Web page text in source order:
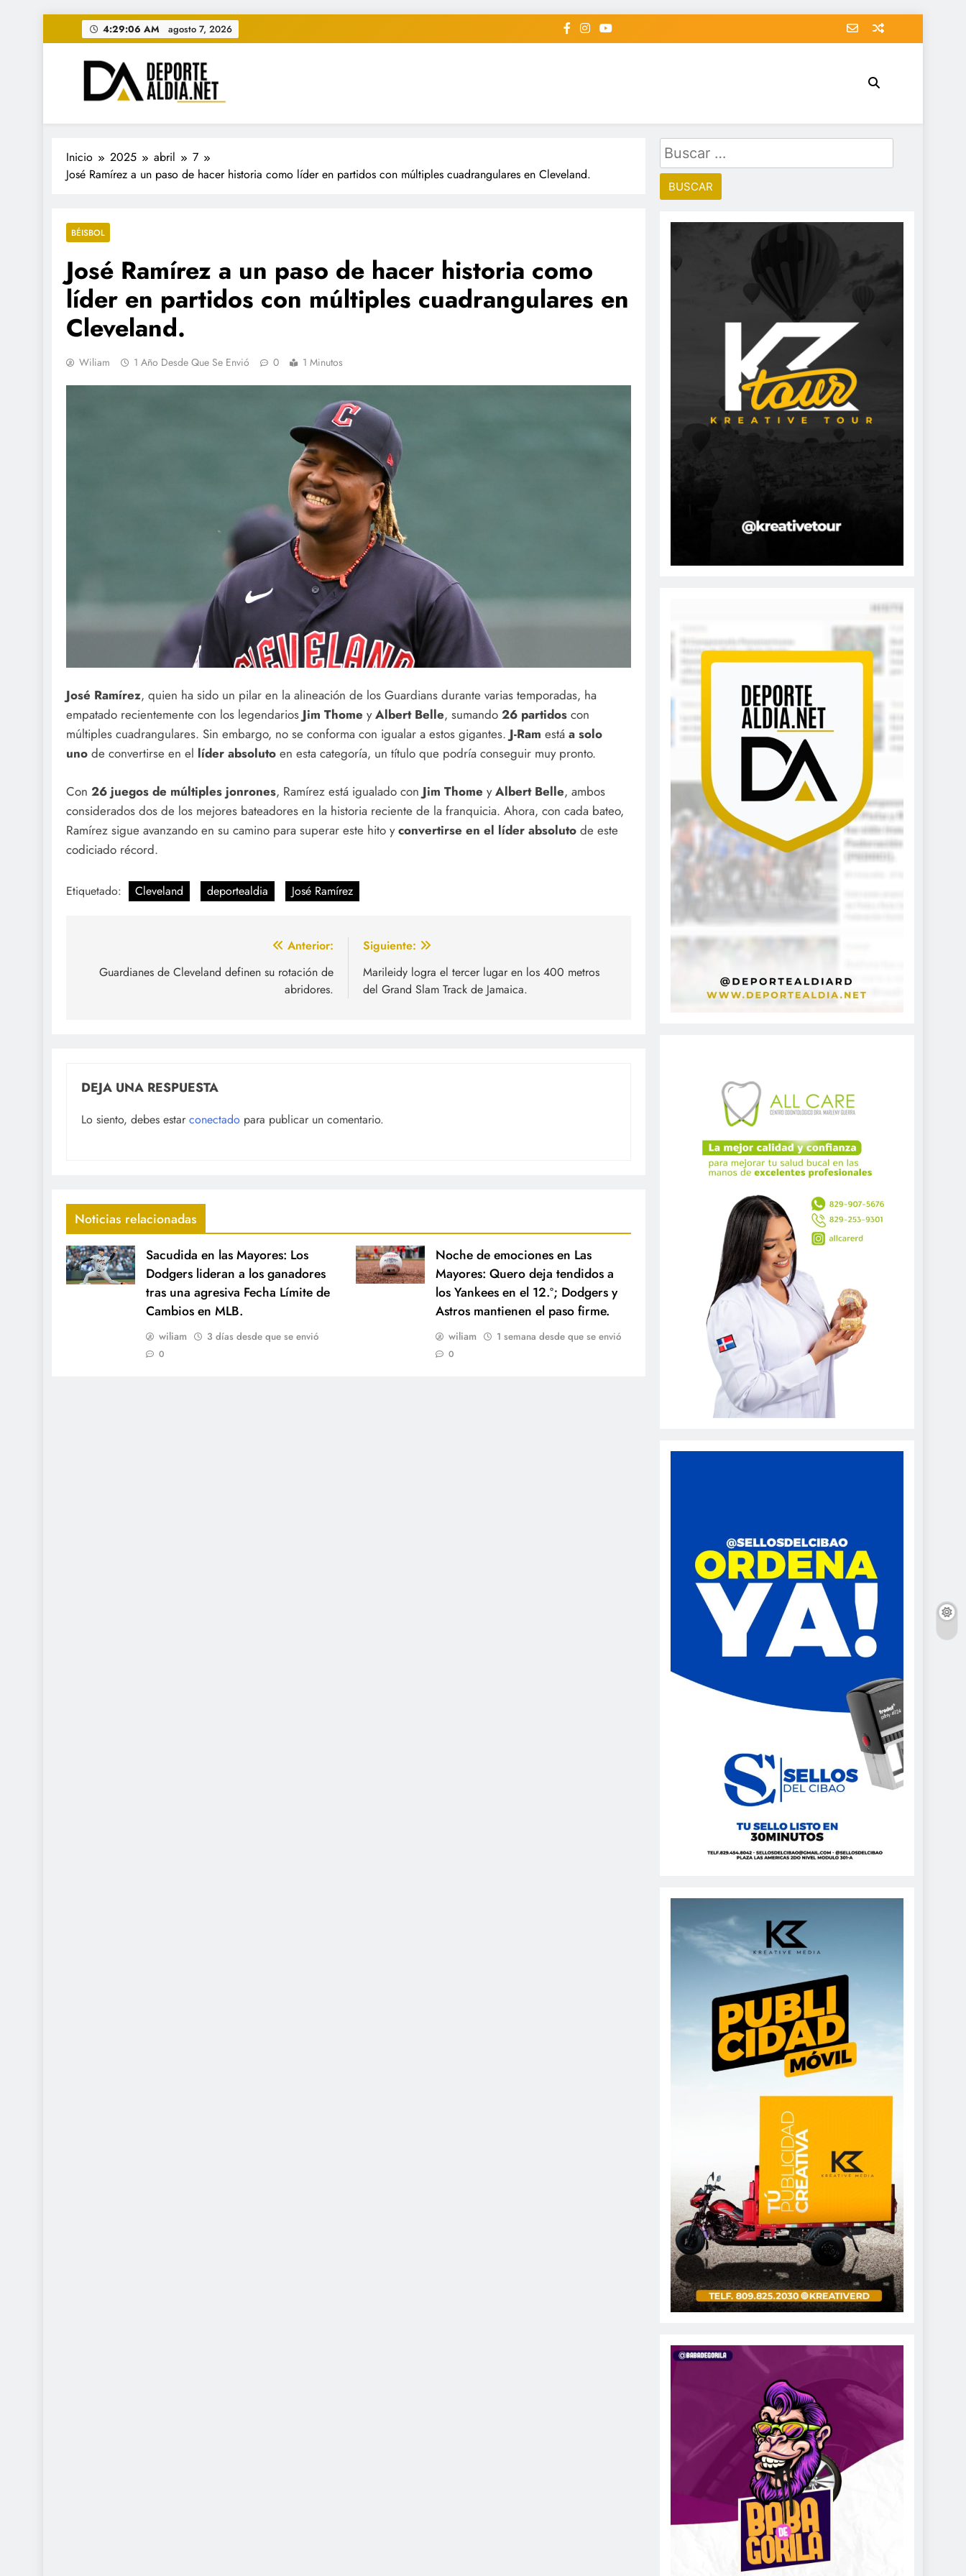
al
contenido
4:29:07 AM agosto 7, 2026
• DEPORTE AL DIA • "Periodico Deportivo Digital"
www.deportealdia.net #deportealdia #deportealdiard #deportealdiaperiodico
Inicio 2025 abril
7
José Ramírez a un paso de hacer historia como líder en partidos con múltiples cuadrangulares en Cleveland.
BÉISBOL
José Ramírez a un paso de hacer historia como
líder en partidos con múltiples cuadrangulares en
Cleveland.
Wiliam 1 Año Desde Que Se Envió 0 1 Minutos
José Ramírez, quien ha sido un pilar en la alineación de los Guardians durante varias temporadas, ha
empatado recientemente con los legendarios Jim Thome yAlbert Belle, sumando 26 partidos con
múltiples cuadrangulares. Sin embargo, no se conforma con igualar a estos gigantes. J-Ram está a solo
uno de convertirse en el líder absoluto en esta categoría, un título que podría conseguir muy pronto.
Con 26 juegos de múltiples jonrones, Ramírez está igualado con Jim Thome yAlbert Belle, ambos
considerados dos de los mejores bateadores en la historia reciente de la franquicia. Ahora, con cada bateo,
Ramírez sigue avanzando en su camino para superar este hito yconvertirse en el líder absoluto de este
codiciado récord.
Etiquetado: Cleveland deportealdia José Ramírez
de
Anterior:
Guardianes de Cleveland definen su rotación de
abridores.
Siguiente:
Marileidy logra el tercer lugar en los 400 metros
del Grand Slam Track de Jamaica.
DEJA UNA RESPUESTA
Lo siento, debes estar conectado para publicar un comentario.
Noticias relacionadas
Sacudida en las Mayores: Los
Dodgers lideran a los ganadores
tras una agresiva Fecha Límite de
Cambios en MLB.
wiliam 3 días desde que se envió
0
Noche de emociones en Las
Mayores: Quero deja tendidos a
los Yankees en el 12.º; Dodgers y
Astros mantienen el paso firme.
wiliam 1 semana desde que se envió
0
Buscar: